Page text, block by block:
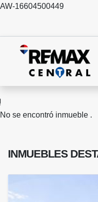
AW-16604500449
No se encontró inmueble .
INMUEBLES